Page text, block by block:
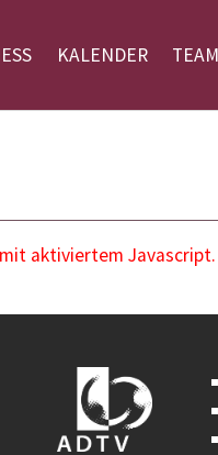
KALENDER TEAM
aktiviertem Javascript.